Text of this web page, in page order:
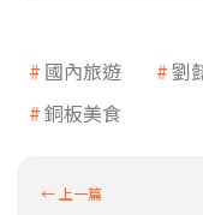
國內旅遊 劉
銅板美食